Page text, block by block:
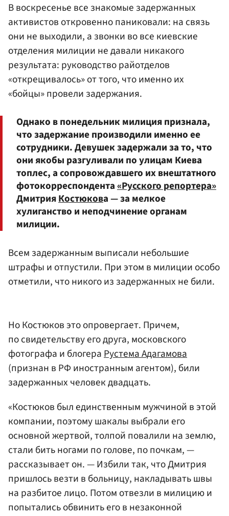
В воскресенье все знакомые задержанных
активистов откровенно паниковали: на связь
они не выходили, а звонки во все киевские
отделения милиции не давали никакого
результата: руководство райотделов
«открещивалось» от того, что именно их
«бойцы» провели задержания.
Однако в понедельник милиция признала,
что задержание производили именно ее
сотрудники. Девушек задержали за то, что
они якобы разгуливали по улицам Киева
топлес, а сопровождавшего их внештатного
фотокорреспондента«Русского репортера»
ДмитрияКостюкова — за мелкое
хулиганство и неподчинение органам
милиции.
Всем задержанным выписали небольшие
штрафы и отпустили. При этом в милиции особо
отметили, что никого из задержанных не били.
Но Костюков это опровергает. Причем,
по свидетельству его друга, московского
фотографа и блогераРустема Адагамова
(признан в РФ иностранным агентом), били
задержанных человек двадцать.
«Костюков был единственным мужчиной в этой
компании, поэтому шакалы выбрали его
основной жертвой, толпой повалили на землю,
стали бить ногами по голове, по почкам, —
рассказывает он. — Избили так, что Дмитрия
пришлось везти в больницу, накладывать швы
на разбитое лицо. Потом отвезли в милицию и
попытались обвинить его в незаконной